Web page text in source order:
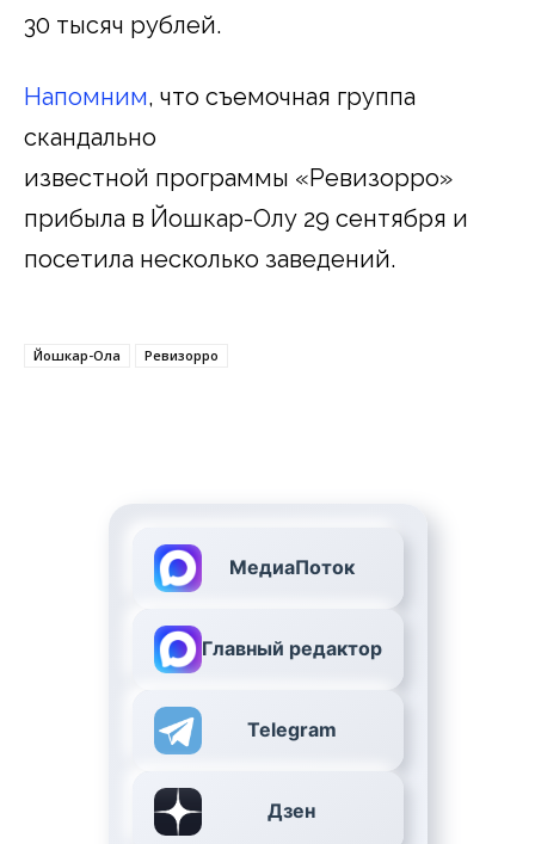
30 тысяч рублей.
Напомним, что съемочная группа
скандально
известной программы «Ревизорро»
прибыла в Йошкар-Олу 29 сентября и
посетила несколько заведений.
Йошкар-Ола Ревизорро
МедиаПоток
Главный редактор
Telegram
Дзен